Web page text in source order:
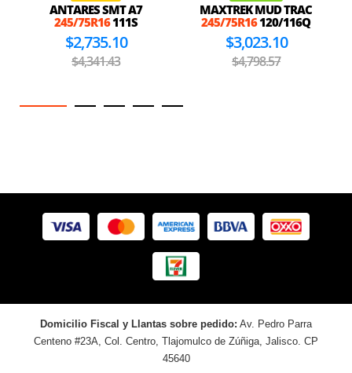
ANTARES SMT A7
245/75R16111S
$2,735.10
$4,341.43
MAXTREK MUD TRAC
245/75R16120/116Q
$3,023.10
$4,798.57
Domicilio Fiscal y Llantas sobre pedido: Av. Pedro Parra
Centeno #23A, Col. Centro, Tlajomulco de Zúñiga, Jalisco. CP
45640